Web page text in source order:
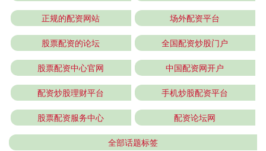
正规的配资网站 场外配资平台
股票配资的论坛 全国配资炒股门户
股票配资中心官网 中国配资网开户
配资炒股理财平台 手机炒股配资平台
股票配资服务中心 配资论坛网
全部话题标签